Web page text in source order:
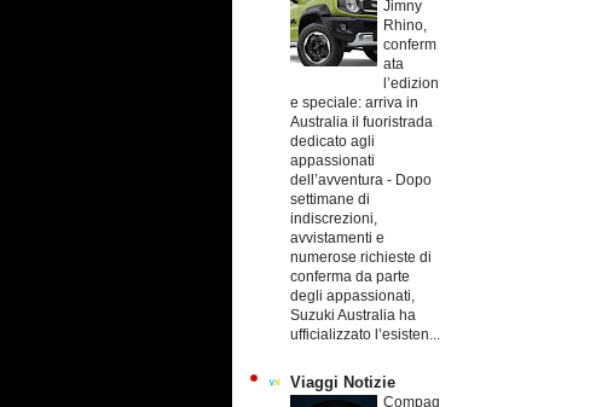
Jimny
Rhino,
conferm
ata
l’edizion
e speciale: arriva in
Australia il fuoristrada
dedicato agli
appassionati
dell’avventura - Dopo
settimane di
indiscrezioni,
avvistamenti e
numerose richieste di
conferma da parte
degli appassionati,
Suzuki Australia ha
ufficializzato l’esisten...
Viaggi Notizie
Compag